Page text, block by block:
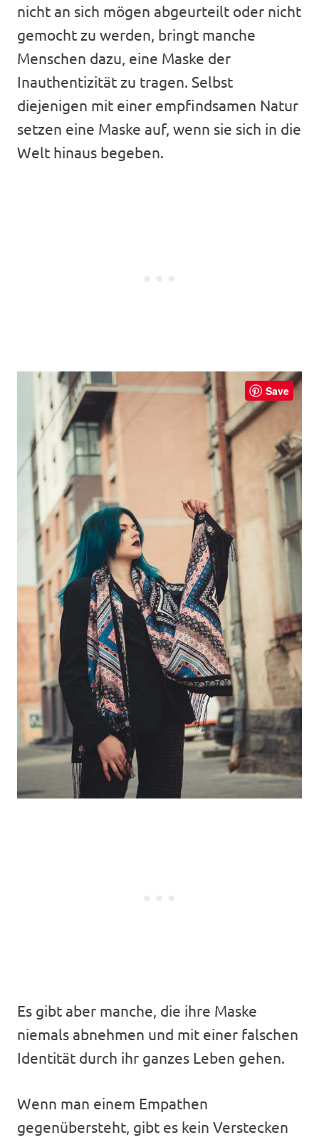
nicht an sich mögen abgeurteilt oder nicht
gemocht zu werden, bringt manche
Menschen dazu, eine Maske der
Inauthentizität zu tragen. Selbst
diejenigen mit einer empfindsamen Natur
setzen eine Maske auf, wenn sie sich in die
Welt hinaus begeben.
Save
Es gibt aber manche, die ihre Maske
niemals abnehmen und mit einer falschen
Identität durch ihr ganzes Leben gehen.
Wenn man einem Empathen
gegenübersteht, gibt es kein Verstecken